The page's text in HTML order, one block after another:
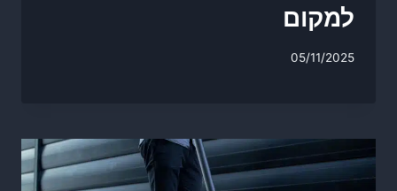
למקום
05/11/2025